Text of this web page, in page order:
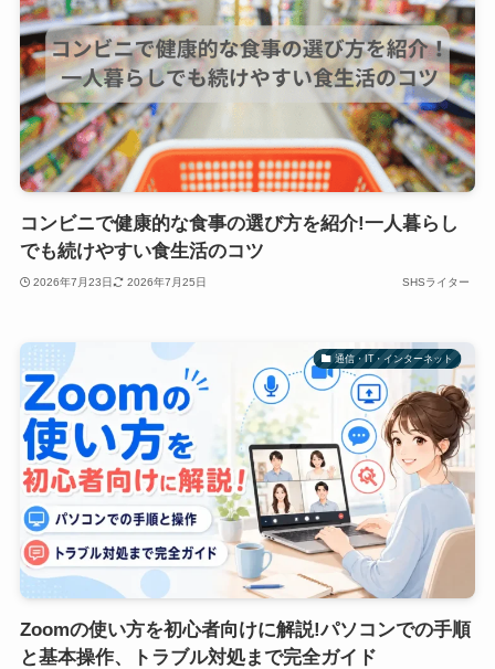
コンビニで健康的な食事の選び方を紹介!一人暮らし
でも続けやすい食生活のコツ
2026年7月23日 2026年7月25日 SHSライター
通信・IT・インターネット
Zoomの使い方を初心者向けに解説!パソコンでの手順
と基本操作、トラブル対処まで完全ガイド